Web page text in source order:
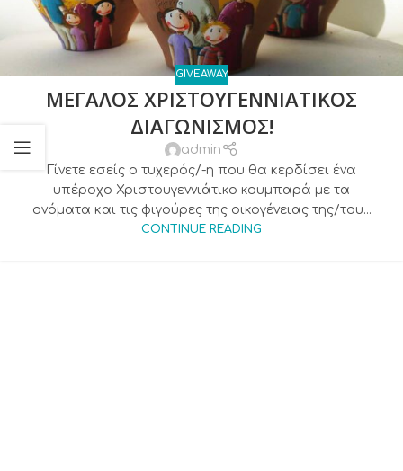
GIVEAWAY
ΜΕΓΑΛΟΣ ΧΡΙΣΤΟΥΓΕΝΝΙΑΤΙΚΟΣ
ΔΙΑΓΩΝΙΣΜΟΣ!
admin
Γίνετε εσείς ο τυχερός/-η που θα κερδίσει ένα
υπέροχο Χριστουγεννιάτικο κουμπαρά με τα
ονόματα και τις φιγούρες της οικογένειας της/του...
CONTINUE READING